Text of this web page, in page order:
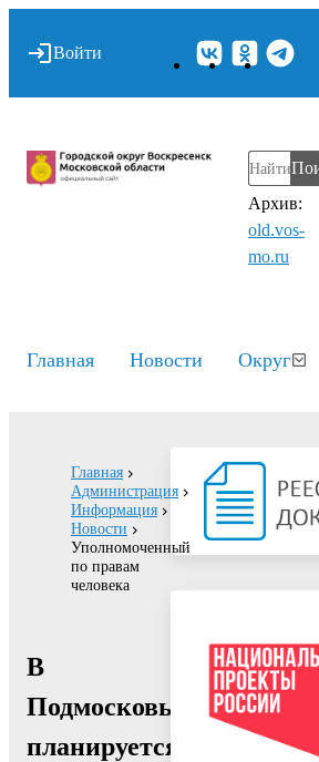
Войти
Архив:
old.vos-
mo.ru
Главная Новости Округ
Главная
Администрация
Информация
Новости
Уполномоченный
по правам
человека
В
Подмосковье
планируется